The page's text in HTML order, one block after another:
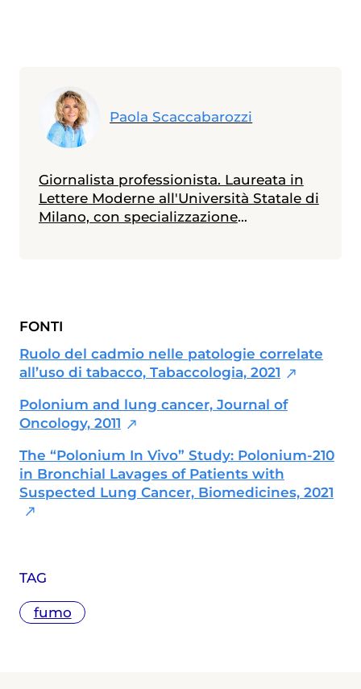
TAG
fumo
Paola Scaccabarozzi
Giornalista professionista. Laureata in
Lettere Moderne all'Università Statale di
Milano, con specializzazione
Lombardia. Ha scritto: "Quando un
figlio si ammala" e, con Claudio
Mencacci, "Viaggio nella depressione",
editi da Franco Angeli. Collabora con
diverse testate nazionali ed estere.
FONTI
Ruolo del cadmio nelle patologie correlate
all’uso di tabacco, Tabaccologia, 2021
Polonium and lung cancer, Journal of
Oncology, 2011
The “Polonium In Vivo” Study: Polonium-210
in Bronchial Lavages of Patients with
Suspected Lung Cancer, Biomedicines, 2021